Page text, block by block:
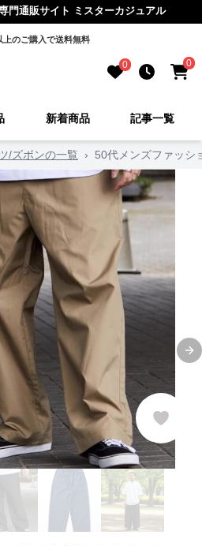
門通販サイト ミスターカジュアル
上のご購入で送料無料
0 0
新着商品 記事一覧
/ズボンの一覧 › 50代メンズファッ